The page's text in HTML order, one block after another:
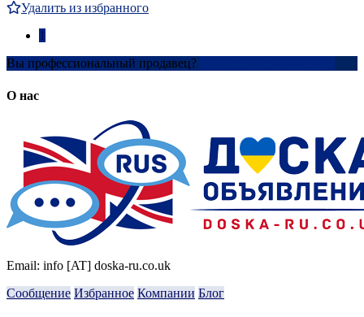
Удалить из избранного
Вы профессиональный продавец?
О нас
Email: info [AT] doska-ru.co.uk
Сообщение Избранное Компании Блог